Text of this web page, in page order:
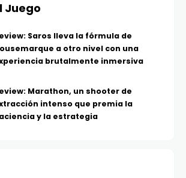
Juego
Saros lleva la fórmula de
a otro nivel con una
brutalmente inmersiva
Marathon, un shooter de
intenso que premia la
y la estrategia